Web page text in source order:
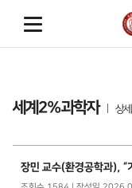
세계2%과학자 상세
장민 교수(환경공학과), “